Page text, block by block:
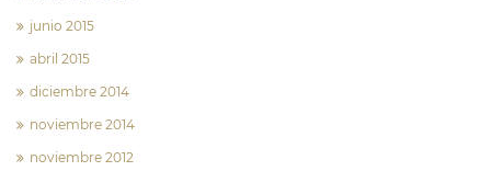
junio 2015
abril 2015
diciembre 2014
noviembre 2014
noviembre 2012